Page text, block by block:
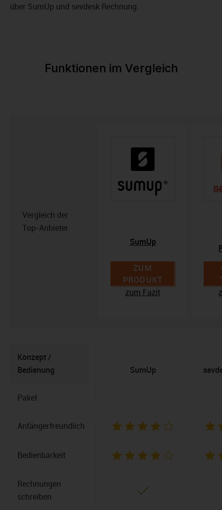
über SumUp und sevdesk Rechnung.
Funktionen im Vergleich
Vergleich der
Top-Anbieter
SumUp
ZUM
PRODUKT
zum Fazit
Konzept /
Bedienung
Paket
SumUp
Anfängerfreundlich
Bedienbarkeit
Rechnungen
schreiben